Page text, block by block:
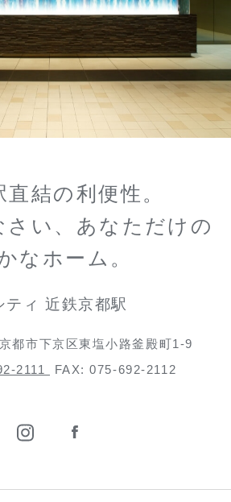
直結の利便性。
さい、あなただけの
なホーム。
ティ 近鉄京都駅
京都市下京区東塩小路釜殿町1-9
2111 FAX: 075-692-2112